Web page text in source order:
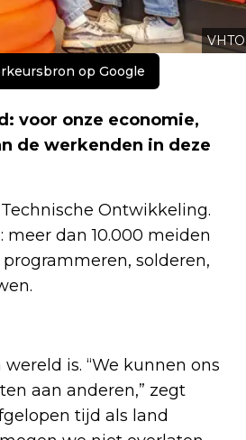
VHTO
op Google
voor onze economie,
de werkenden in deze
Ontwikkeling.
meer dan 10.000 meiden
solderen,
is. “We kunnen ons
aan anderen,” zegt
tijd als land